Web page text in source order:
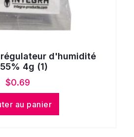
d'humidité
4g (1)
$0.69
au panier